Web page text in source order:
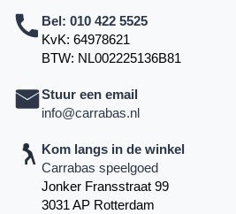
Bel: 010 422 5525
KvK: 64978621
BTW: NL002225136B81
Stuur een email
info@carrabas.nl
Kom langs in de winkel
Carrabas speelgoed
Jonker Fransstraat 99
3031 AP Rotterdam